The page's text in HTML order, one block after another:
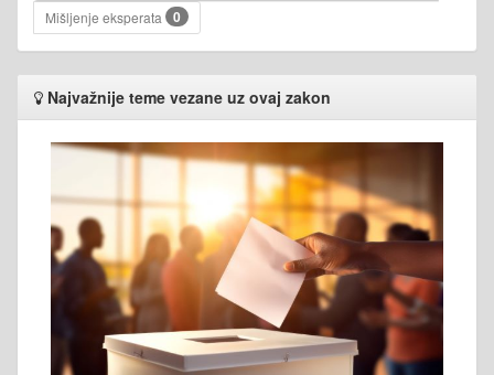
Mišljenje eksperata
0
Najvažnije teme vezane uz ovaj zakon